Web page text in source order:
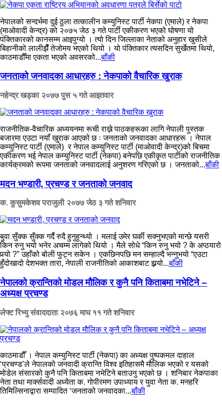
नेपालको सन्दर्भमा दुई ठुला तत्कालीन कम्युनिस्ट पार्टी नेकपा (एमाले) र नेकपा
(माओवादी केन्द्र) को २०७५ जेठ ३ गते पार्टी एकीकरण भएको घोषणा यो
पंक्तिकारको कानसम्म आइपुग्यो । त्यो दिन जिल्लाका नेताको अनुहार खुसीले
बिहानीको लालीझैँ तेजोमय भएको थियो । यो पंक्तिकार त्यसदिन सुर्खेतमा थियो,
काठमाडौँमा एकता भएको अवसरको...बाँकी
जनताको जनवादका आधारहरु : नेकपाको वैचारिक खुराक
नहेन्द्र खड्का २०७७ पुस ५ गते आइतवार
राजनीतिक-वैचारिक अध्ययनमा रूची राख्ने पाठकहरूका लागि नेपाली पुस्तक
बजारमा एउटा नयाँ खुराक आएको छ ः जनताको जनवादका आधारहरू । नेपाल
कम्युनिस्ट पार्टी (एमाले) र नेपाल कम्युनिस्ट पार्टी (माओवादी केन्द्र)को बिचमा
एकीकरण भई नेपाल कम्युनिस्ट पार्टी (नेकपा) बनेपछि एकीकृत पार्टीको राजनीतिक
कार्यक्रमको रूपमा जनताको जनवादलाई अनुशरण गरिएको छ । जनताको...बाँकी
मदन भण्डारी, प्रचण्ड र जनताको जनवाद
क. कुसुमकेशव पराजुली २०७७ जेठ ३ गते शनिवार
बुवा सुँक्क सुँक्क गर्दै रुदै हुनुहुन्थ्यो । मलाई उमेर घर्की सक्नुभएको मान्छे यसरी
किन रुनु भयो भनेर अचम्म लागेको थियो । मैले सोधे “किन रुनु भयो ? के अप्ठयारो
पर्‍यो ?” उहाँको बोली फुट्न सकेन । एकछिनपछि मन सम्हाल्दै भन्नुभयो “एउटा
हुँदोखादो देशभक्त तारा, नेपाली राजनीतिको आकाशबाट झर्‍यो...बाँकी
नेपालको क्रान्तिको मोडल मौलिक र कुनै पनि किताबमा नभेटिने –
अध्यक्ष प्रचण्ड
लेफ्ट रिभ्यु संवाददाता २०७६ माघ ११ गते शनिवार
काठमाडौँ । नेपाल कम्युनिस्ट पार्टी (नेकपा) का अध्यक्ष पुष्पकमल दाहाल
‘प्रचण्ड’ले नेपालको जनवादी क्रान्ति विश्व इतिहासमै मौलिक भएको र यसको
मोडेल संसारको कुनै पनि किताबमा नभेटिने बताउनु भएको छ । शनिबार नेकपाका
नेता तथा मार्क्सवादी अध्येता क. गोपीरमण उपाध्याय र युवा नेता क. मनहरि
तिमिल्सिनाद्वारा सम्पादित ‘जनताको जनवादका...बाँकी